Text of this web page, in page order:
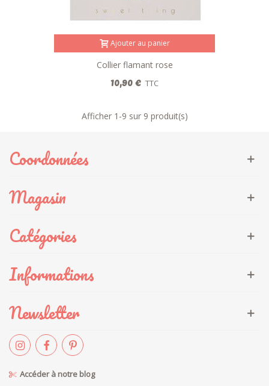
Ajouter au panier
Collier flamant rose
10,90 € TTC
Afficher 1 -9 sur 9 produit(s)
Coordonnées
Magasin
Catégories
Informations
Newsletter
Accéder à notre blog